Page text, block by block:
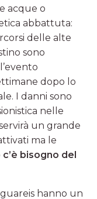
acque o
abbattuta:
delle alte
sono
dopo lo
I danni sono
nelle
un grande
ma le
c’è bisogno del
hanno un